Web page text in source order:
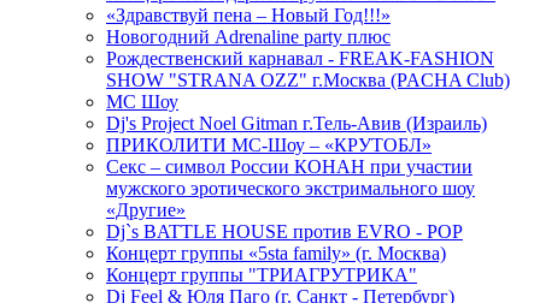
«Здравствуй пена – Новый Год!!!»
Новогодний Adrenaline party плюс
Рождественский карнавал - FREAK-FASHION
SHOW "STRANA OZZ" г.Москва (PACHA Club)
MC Шоу
Dj's Project Noel Gitman г.Тель-Авив (Израиль)
ПРИКОЛИТИ МС-Шоу – «КРУТОБЛ»
Секс – символ России КОНАН при участии
мужского эротического экстримального шоу
«Другие»
Dj`s BATTLE HOUSE против EVRO - POP
Концерт группы «5sta family» (г. Москва)
Концерт группы "ТРИАГРУТРИКА"
Dj Feel & Юля Паго (г. Санкт - Петербург)